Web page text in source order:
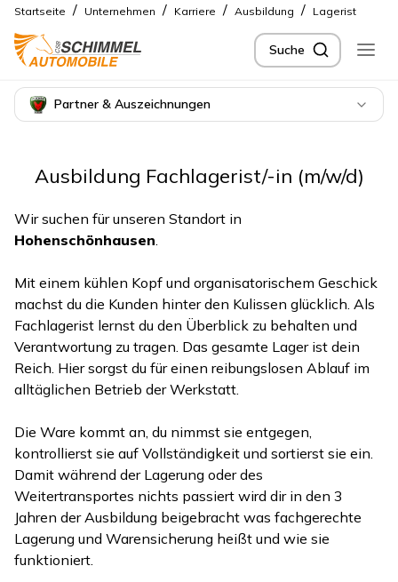
Startseite / Unternehmen / Karriere / Ausbildung / Lagerist
Suche
Partner & Auszeichnungen
Ausbildung Fachlagerist/-in (m/w/d)
Wir suchen für unseren Standort in
Hohenschönhausen.
Mit einem kühlen Kopf und organisatorischem Geschick
machst du die Kunden hinter den Kulissen glücklich. Als
Fachlagerist lernst du den Überblick zu behalten und
Verantwortung zu tragen. Das gesamte Lager ist dein
Reich. Hier sorgst du für einen reibungslosen Ablauf im
alltäglichen Betrieb der Werkstatt.
Die Ware kommt an, du nimmst sie entgegen,
kontrollierst sie auf Vollständigkeit und sortierst sie ein.
Damit während der Lagerung oder des
Weitertransportes nichts passiert wird dir in den 3
Jahren der Ausbildung beigebracht was fachgerechte
Lagerung und Warensicherung heißt und wie sie
funktioniert.